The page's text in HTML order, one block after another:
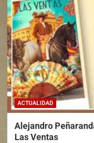
ACTUALIDAD
Alejandro
Las Ventas